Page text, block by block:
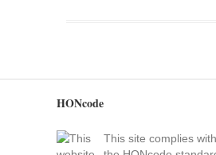
HONcode
This site complies with